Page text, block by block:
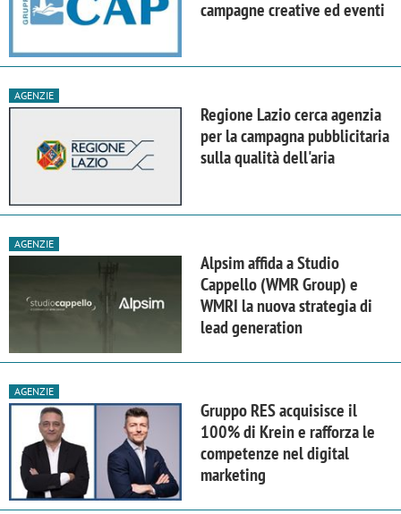
campagne creative ed eventi
AGENZIE
Regione Lazio cerca agenzia
per la campagna pubblicitaria
sulla qualità dell'aria
AGENZIE
Alpsim affida a Studio
Cappello (WMR Group) e
WMRI la nuova strategia di
lead generation
AGENZIE
Gruppo RES acquisisce il
100% di Krein e rafforza le
competenze nel digital
marketing